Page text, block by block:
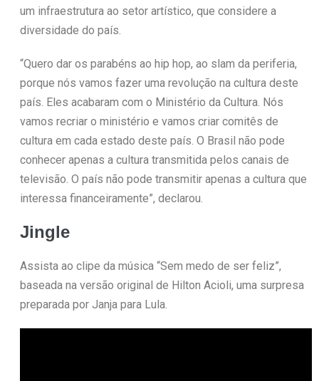
um infraestrutura ao setor artístico, que considere a
diversidade do país.
“Quero dar os parabéns ao hip hop, ao slam da periferia,
porque nós vamos fazer uma revolução na cultura deste
país. Eles acabaram com o Ministério da Cultura. Nós
vamos recriar o ministério e vamos criar comitês de
cultura em cada estado deste país. O Brasil não pode
conhecer apenas a cultura transmitida pelos canais de
televisão. O país não pode transmitir apenas a cultura que
interessa financeiramente”, declarou.
Jingle
Assista ao clipe da música “Sem medo de ser feliz”,
baseada na versão original de Hilton Acioli, uma surpresa
preparada por Janja para Lula.